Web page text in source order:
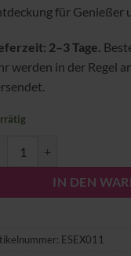
für Genießer
2–3 Tage.
werden in der Regel
IN DEN
ESEX011